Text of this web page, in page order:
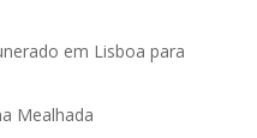
em Lisboa para
Mealhada